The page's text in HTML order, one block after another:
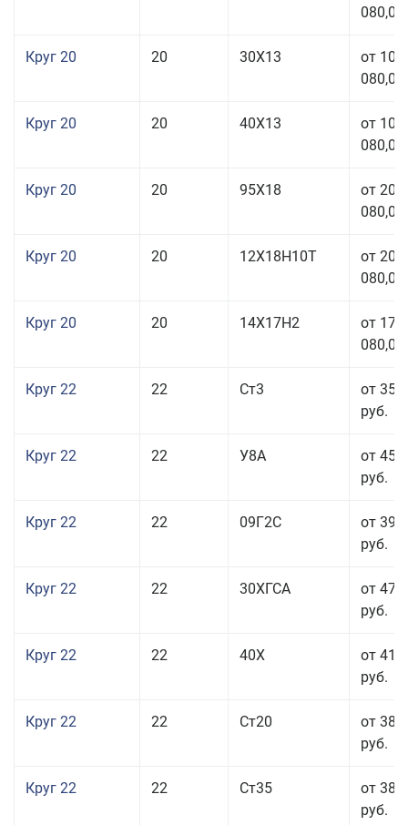
080,00
Круг 20 20 30Х13
от 103
080,00
Круг 20 20 40Х13
от 103
080,00
Круг 20 20 95Х18
от 208
080,00
Круг 20 20 12Х18Н10Т
от 209
080,00
Круг 20 20 14Х17Н2
от 175
080,00
Круг 22 22 Ст3
от 35
руб.
Круг 22 22 У8А
от 45
руб.
Круг 22 22 09Г2С
от 39
руб.
Круг 22 22 30ХГСА
от 47
руб.
Круг 22 22 40Х
от 41
руб.
Круг 22 22 Ст20
от 38
руб.
Круг 22 22 Ст35
от 38
руб.